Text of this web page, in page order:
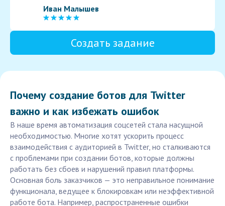
Иван Малышев
Создать задание
Почему создание ботов для Twitter
важно и как избежать ошибок
В наше время автоматизация соцсетей стала насущной
необходимостью. Многие хотят ускорить процесс
взаимодействия с аудиторией в Twitter, но сталкиваются
с проблемами при создании ботов, которые должны
работать без сбоев и нарушений правил платформы.
Основная боль заказчиков — это неправильное понимание
функционала, ведущее к блокировкам или неэффективной
работе бота. Например, распространенные ошибки